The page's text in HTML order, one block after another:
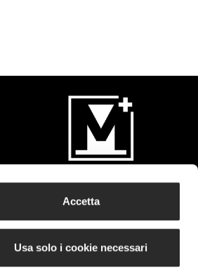
Accetta
Usa solo i cookie necessari
Iscriviti